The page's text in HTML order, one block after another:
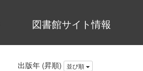
図書館サイト情報
出版年 (昇順) 並び順